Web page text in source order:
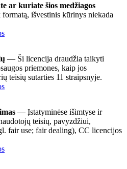
ar kuriate šios medžiagos
išvestinis kūrinys niekada
— Ši licencija draudžia taikyti
priemones, kaip jos
teisių sutarties 11 straipsnyje.
— Įstatyminėse išimtyse ir
teisių, pavyzdžiui,
fair use; fair dealing), CC licencijos